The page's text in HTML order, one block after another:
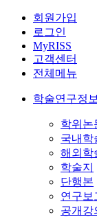
회원가입
로그인
MyRISS
고객센터
전체메뉴
학술연구정
학위논
국내학
해외학
학술지
단행본
연구보
공개강